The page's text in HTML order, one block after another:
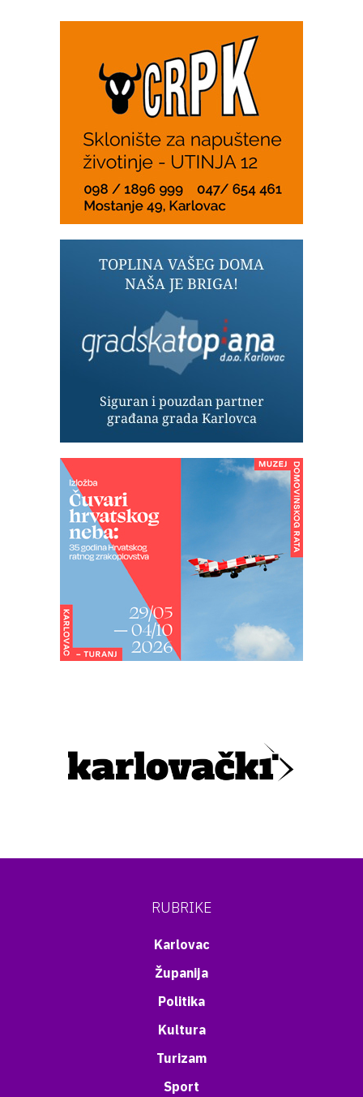
RUBRIKE
Karlovac
Županija
Politika
Kultura
Turizam
Sport